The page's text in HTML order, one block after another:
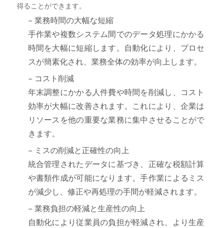
得ることができます。
– 業務時間の大幅な短縮
手作業や複数システム間でのデータ処理にかかる
時間を大幅に短縮します。自動化により、プロセ
スが簡素化され、業務全体の効率が向上します。
– コスト削減
年末調整にかかる人件費や時間を削減し、コスト
効率が大幅に改善されます。これにより、企業は
リソースを他の重要な業務に集中させることがで
きます。
– ミスの削減と正確性の向上
統合管理されたデータに基づき、正確な税額計算
や書類作成が可能になります。手作業によるミス
が減少し、修正や再処理の手間が軽減されます。
– 業務負担の軽減と生産性の向上
自動化により従業員の負担が軽減され、より生産